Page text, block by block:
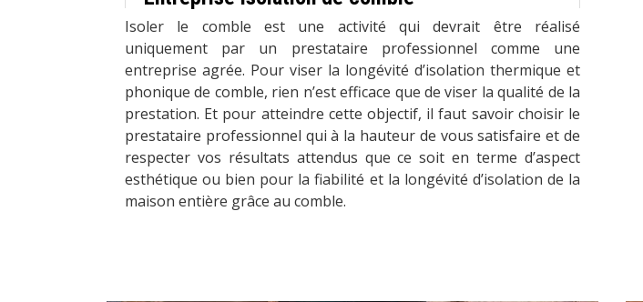
Isoler le comble est une activité qui devrait être réalisé
uniquement par un prestataire professionnel comme une
entreprise agrée. Pour viser la longévité d’isolation thermique et
phonique de comble, rien n’est efficace que de viser la qualité de la
prestation. Et pour atteindre cette objectif, il faut savoir choisir le
prestataire professionnel qui à la hauteur de vous satisfaire et de
respecter vos résultats attendus que ce soit en terme d’aspect
esthétique ou bien pour la fiabilité et la longévité d’isolation de la
maison entière grâce au comble.